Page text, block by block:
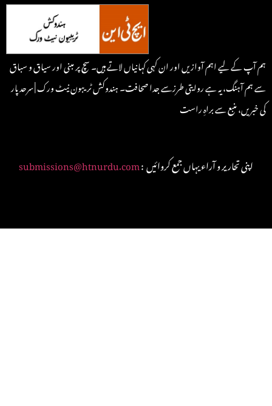
ہم آپ کے لیے اہم آوازیں اور ان کہی کہانیاں لاتے ہیں۔ سچ پر مبنی اور سیاق و سباق
سے ہم آہنگ، یہ ہے روایتی طرزسے جدا صحافت۔ ہندوکش ٹریبون نیٹ ورک | سرحد پار
کی خبریں، منبع سے براہِ راست
submissions@htnurdu.com : اپنی تحاریر و آراء یہاں جمع کروائیں